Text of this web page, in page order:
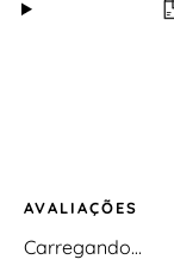
AVALIAÇÕES
Carregando…